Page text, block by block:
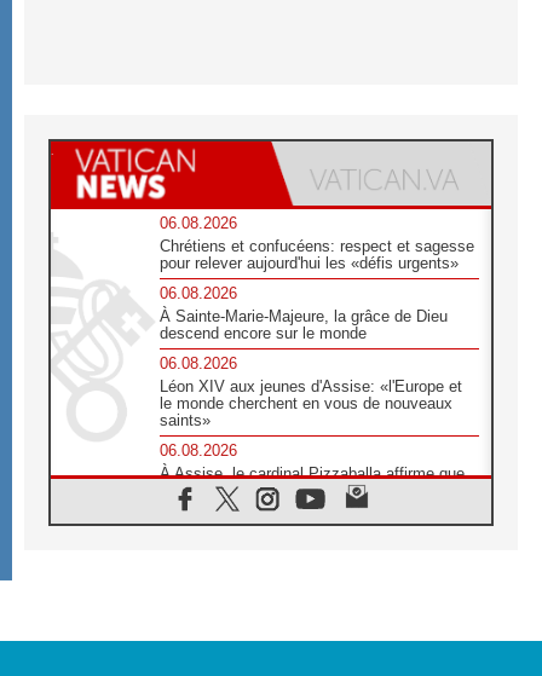
06.08.2026
Chrétiens et confucéens: respect et sagesse
pour relever aujourd'hui les «défis urgents»
06.08.2026
À Sainte-Marie-Majeure, la grâce de Dieu
descend encore sur le monde
06.08.2026
Léon XIV aux jeunes d'Assise: «l'Europe et
le monde cherchent en vous de nouveaux
saints»
06.08.2026
À Assise, le cardinal Pizzaballa affirme que
«les chrétiens veulent la paix»
06.08.2026